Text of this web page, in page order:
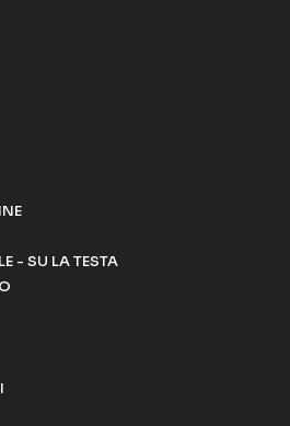
- SU LA TESTA